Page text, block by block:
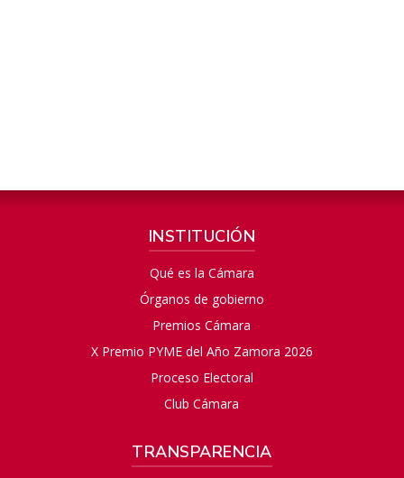
INSTITUCIÓN
Qué es la Cámara
Órganos de gobierno
Premios Cámara
X Premio PYME del Año Zamora 2026
Proceso Electoral
Club Cámara
TRANSPARENCIA